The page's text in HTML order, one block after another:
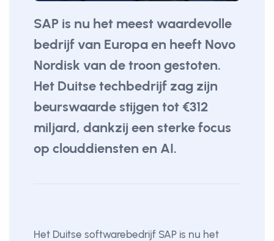
SAP is nu het meest waardevolle
bedrijf van Europa en heeft Novo
Nordisk van de troon gestoten.
Het Duitse techbedrijf zag zijn
beurswaarde stijgen tot €312
miljard, dankzij een sterke focus
op clouddiensten en AI.
Het Duitse softwarebedrijf SAP is nu het